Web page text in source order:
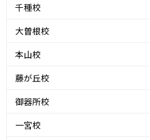
千種校
大曽根校
本山校
藤が丘校
御器所校
一宮校